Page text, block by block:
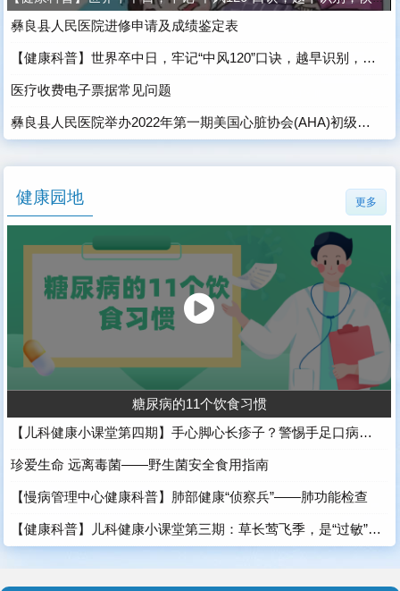
彝良县人民医院进修申请及成绩鉴定表
【健康科普】世界卒中日，牢记“中风120”口诀，越早识别，恢复越好
医疗收费电子票据常见问题
彝良县人民医院举办2022年第一期美国心脏协会(AHA)初级生命支持(BLS)培训
健康园地 更多
糖尿病的11个饮食习惯
【儿科健康小课堂第四期】手心脚心长疹子？警惕手足口病找上门
珍爱生命 远离毒菌——野生菌安全食用指南
【慢病管理中心健康科普】肺部健康“侦察兵”——肺功能检查
【健康科普】儿科健康小课堂第三期：草长莺飞季，是“过敏”还是“感冒”，家长需慧眼